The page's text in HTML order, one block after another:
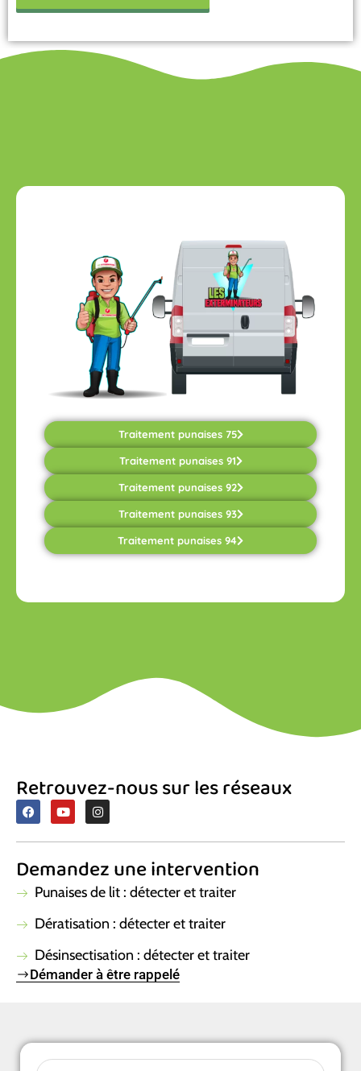
Traitement punaises 75
Traitement punaises 91
Traitement punaises 92
Traitement punaises 93
Traitement punaises 94
Retrouvez-nous sur les réseaux
F
a
e
o
o
k
Y
o
t
b
e
I
n
t
g
r
a
m
Demandez une intervention
Punaises de lit : détecter et traiter
Dératisation : détecter et traiter
Désinsectisation : détecter et traiter
Démander à être rappelé